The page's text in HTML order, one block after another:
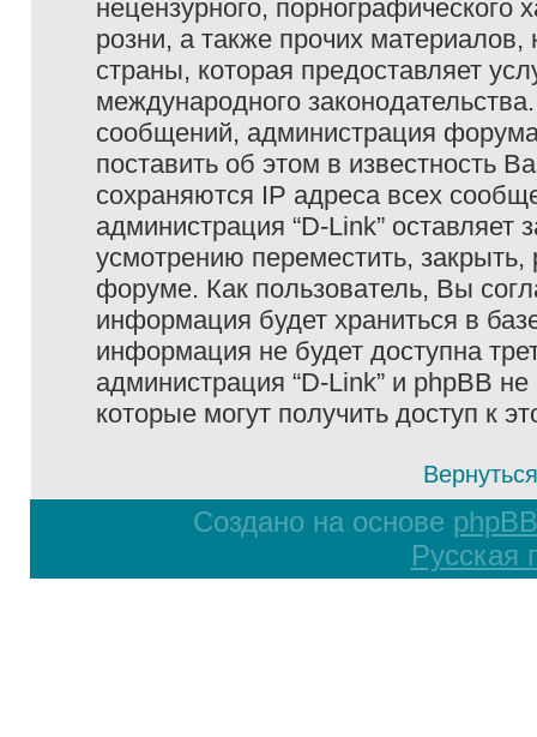
нецензурного, порнографического
розни, а также прочих
страны, которая предоставляет
международного
сообщений, администрация
поставить об этом в известность
сохраняются IP адреса всех
администрация “D-Link”
усмотрению переместить,
форуме. Как пользователь, Вы
информация будет храниться в
информация не будет доступна
администрация “D-Link” и phpBB
которые могут получить доступ к
Создано на основе phpBB
Русская